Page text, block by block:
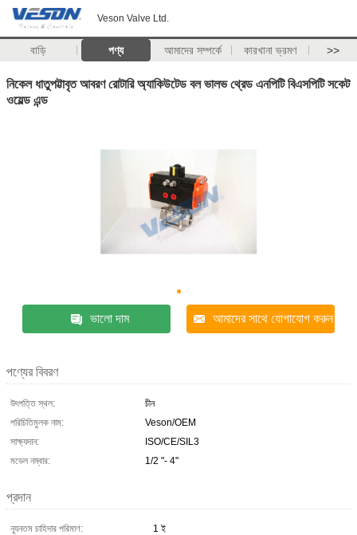
Veson Valve Ltd.
বাড়ি পণ্য আমাদের সম্পর্কে কারখানা ভ্রমণ >>
নিকেল ধাতুপট্টাবৃত আবরণ রোটারি অ্যাকিউটেড বল ভালভ থ্রেড এনপিটি বিএসপিটি সকেট
ওয়েল্ড এন্ড
ভালো দাম আমাদের সাথে যোগাযোগ করুন
পণ্যের বিবরণ
উৎপত্তি স্থল:
চীন
পরিচিতিমুলক নাম:
Veson/OEM
সাক্ষ্যদান:
ISO/CE/SIL3
মডেল নম্বার:
1/2 "- 4"
প্রদান
ন্যূনতম চাহিদার পরিমাণ:
1 ই